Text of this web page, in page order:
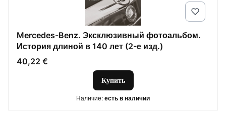
Mercedes-Benz. Эксклюзивный фотоальбом.
История длиной в 140 лет (2-е изд.)
Цена
40,22 €
Купить
Наличие: есть в наличии